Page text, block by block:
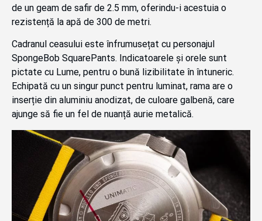
de un geam de safir de 2.5 mm, oferindu-i acestuia o
rezistență la apă de 300 de metri.
Cadranul ceasului este înfrumusețat cu personajul
SpongeBob SquarePants. Indicatoarele și orele sunt
pictate cu Lume, pentru o bună lizibilitate în întuneric.
Echipată cu un singur punct pentru luminat, rama are o
inserție din aluminiu anodizat, de culoare galbenă, care
ajunge să fie un fel de nuanță aurie metalică.